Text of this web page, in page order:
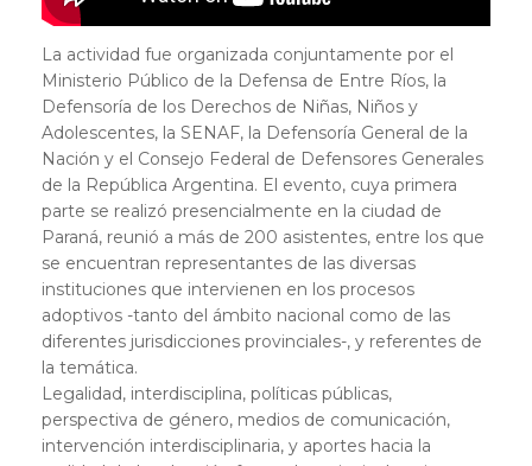
La actividad fue organizada conjuntamente por el
Ministerio Público de la Defensa de Entre Ríos, la
Defensoría de los Derechos de Niñas, Niños y
Adolescentes, la SENAF, la Defensoría General de la
Nación y el Consejo Federal de Defensores Generales
de la República Argentina. El evento, cuya primera
parte se realizó presencialmente en la ciudad de
Paraná, reunió a más de 200 asistentes, entre los que
se encuentran representantes de las diversas
instituciones que intervienen en los procesos
adoptivos -tanto del ámbito nacional como de las
diferentes jurisdicciones provinciales-, y referentes de
la temática.
Legalidad, interdisciplina, políticas públicas,
perspectiva de género, medios de comunicación,
intervención interdisciplinaria, y aportes hacia la